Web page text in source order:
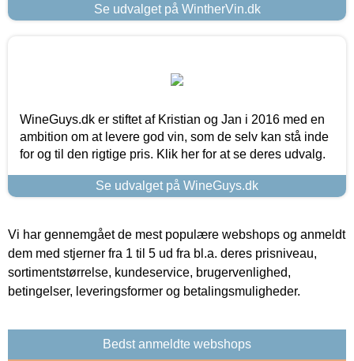
Se udvalget på WintherVin.dk
WineGuys.dk er stiftet af Kristian og Jan i 2016 med en
ambition om at levere god vin, som de selv kan stå inde
for og til den rigtige pris. Klik her for at se deres udvalg.
Se udvalget på WineGuys.dk
Vi har gennemgået de mest populære webshops og anmeldt
dem med stjerner fra 1 til 5 ud fra bl.a. deres prisniveau,
sortimentstørrelse, kundeservice, brugervenlighed,
betingelser, leveringsformer og betalingsmuligheder.
Bedst anmeldte webshops